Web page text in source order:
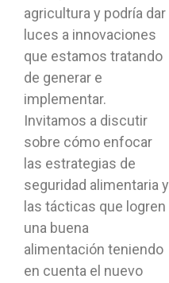
agricultura y podría dar
luces a innovaciones
que estamos tratando
de generar e
implementar.
Invitamos a discutir
sobre cómo enfocar
las estrategias de
seguridad alimentaria y
las tácticas que logren
una buena
alimentación teniendo
en cuenta el nuevo